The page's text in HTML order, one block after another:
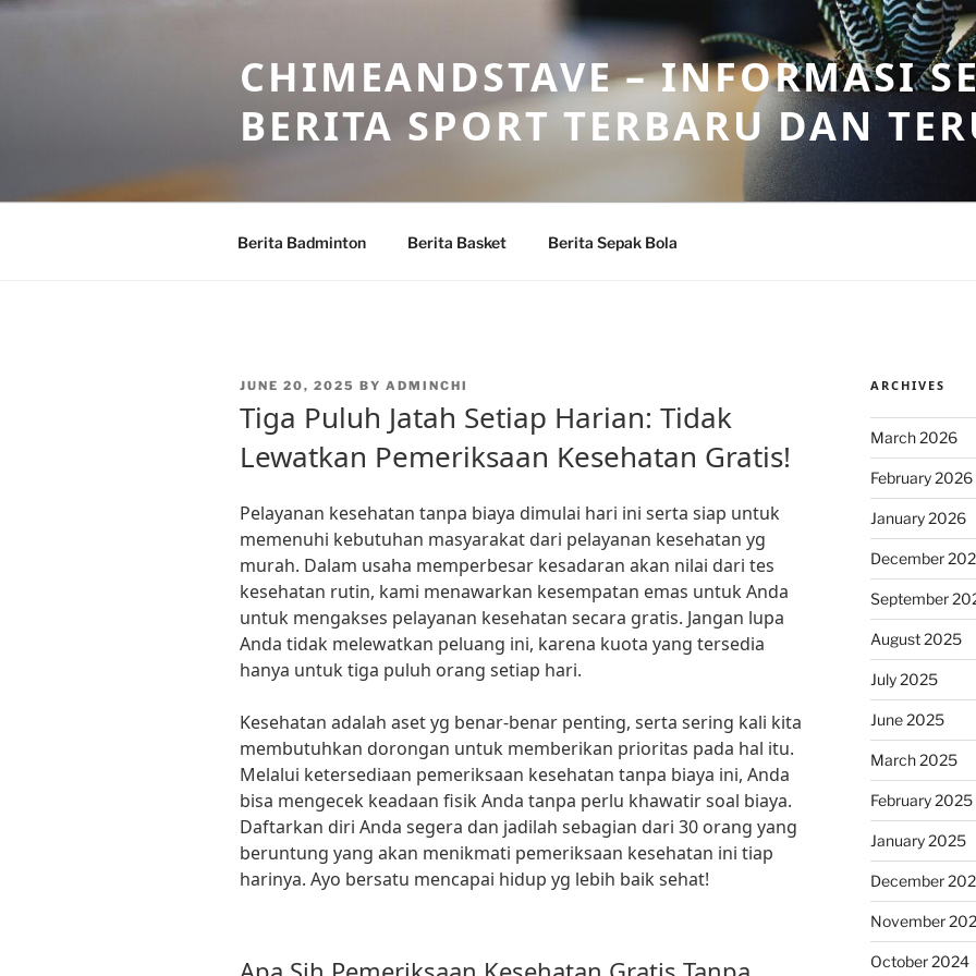
Skip
CHIMEANDSTAVE – INFORMASI
BERITA SPORT TERBARU DAN
Berita Badminton Berita Basket Berita Sepak Bola
POSTED
JUNE 20, 2025 BY ADMINCHI
Tiga Puluh Jatah Setiap Harian: Tidak
Lewatkan Pemeriksaan Kesehatan Gratis!
Pelayanan kesehatan tanpa biaya dimulai hari ini serta siap untuk
memenuhi kebutuhan masyarakat dari pelayanan kesehatan yg
murah. Dalam usaha memperbesar kesadaran akan nilai dari tes
kesehatan rutin, kami menawarkan kesempatan emas untuk Anda
untuk mengakses pelayanan kesehatan secara gratis. Jangan lupa
Anda tidak melewatkan peluang ini, karena kuota yang tersedia
hanya untuk tiga puluh orang setiap hari.
Kesehatan adalah aset yg benar-benar penting, serta sering kali kita
membutuhkan dorongan untuk memberikan prioritas pada hal itu.
Melalui ketersediaan pemeriksaan kesehatan tanpa biaya ini, Anda
bisa mengecek keadaan fisik Anda tanpa perlu khawatir soal biaya.
Daftarkan diri Anda segera dan jadilah sebagian dari 30 orang yang
beruntung yang akan menikmati pemeriksaan kesehatan ini tiap
harinya. Ayo bersatu mencapai hidup yg lebih baik sehat!
ARCHIVES
March 2026
February 2026
January 2026
December
September
August 2025
July 2025
June 2025
March 2025
February 2025
January 2025
December
November
October 2024